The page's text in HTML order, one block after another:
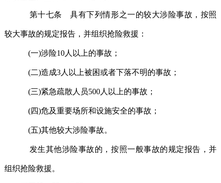
第十七条 具有下列情形之一的较大涉险事故，按照
较大事故的规定报告，并组织抢险救援：
(一)涉险10人以上的事故；
(二)造成3人以上被困或者下落不明的事故；
(三)紧急疏散人员500人以上的事故；
(四)危及重要场所和设施安全的事故；
(五)其他较大涉险事故。
发生其他涉险事故的，按照一般事故的规定报告，并
组织抢险救援。